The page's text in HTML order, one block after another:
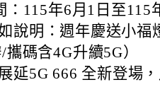
：115年6月1日至115
說明：週年慶送小福
碼含4G升續5G）
延5G 666 全新登場